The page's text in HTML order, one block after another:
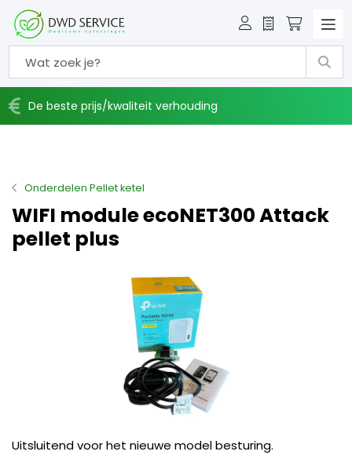
Offerte
De beste prijs/kwaliteit verhouding
Onderdelen Pellet ketel
WIFI module ecoNET300 Attack
pellet plus
Uitsluitend voor het nieuwe model besturing.